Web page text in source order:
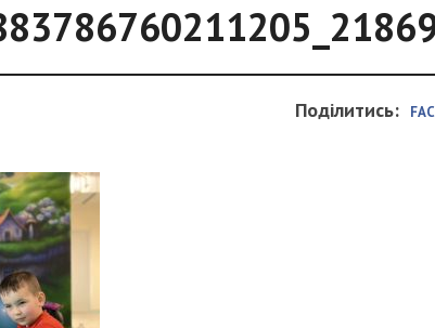
Поділитись: